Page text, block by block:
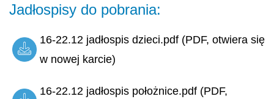
Jadłospisy do pobrania:
16-22.12 jadłospis dzieci.pdf (PDF, otwiera się
w nowej karcie)
16-22.12 jadłospis położnice.pdf (PDF,